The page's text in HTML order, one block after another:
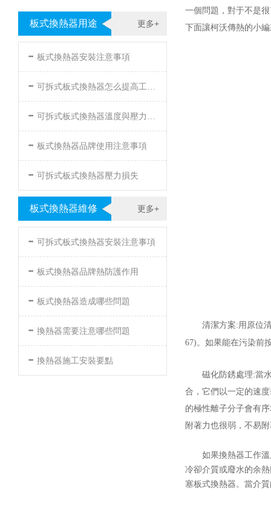
更多+
板式換熱器用途
- 板式換熱器安裝注意事項
- 可拆式板式換熱器怎么提高工作效率
- 可拆式板式換熱器溫度與壓力的要求
- 板式換熱器品牌使用注意事項
- 可拆式板式換熱器壓力損失
更多+
板式換熱器維修
- 可拆式板式換熱器安裝注意事項
- 板式換熱器品牌熱防護作用
- 板式換熱器造成哪些問題
- 換熱器需要注意哪些問題
- 換熱器施工安裝要點
一個問題，對于不是
下面讓柯沃傳熱的小
清潔方案:用原位
67)。如果能在污
磁化防銹處理:當水
合，它們以一定的速
的極性離子分子會有序
附著力也很弱，不易附
如果換熱器工作溫
冷卻介質或廢水的余
塞板式換熱器。當